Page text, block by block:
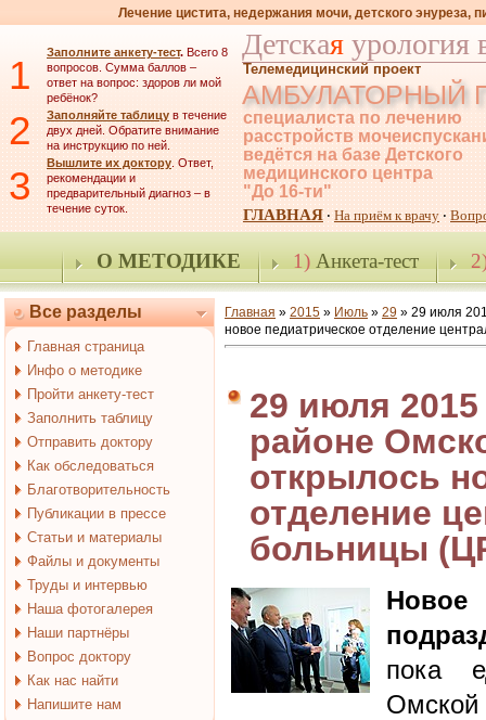
Лечение цистита, недержания мочи, детского энуреза,
1 Заполните анкету-тест. Всего 8
вопросов. Сумма баллов –
ответ на вопрос: здоров ли мой
ребёнок?
2 Заполняйте таблицу в течение
двух дней. Обратите внимание
на инструкцию по ней.
3 Вышлите их доктору. Ответ,
рекомендации и
предварительный диагноз – в
течение суток.
Детская урология
Телемедицинский проект
АМБУЛАТОРНЫЙ
специалиста по лечению
расстройств
ведётся на базе Детского
медицинского центра
"До 16-ти"
ГЛАВНАЯ · На приём к врачу ·
О МЕТОДИКЕ 1)Анкета-тест
Все разделы
Главная страница
Инфо о методике
Пройти анкету-тест
Заполнить таблицу
Отправить доктору
Как обследоваться
Благотворительность
Публикации в прессе
Статьи и материалы
Файлы и документы
Труды и интервью
Наша фотогалерея
Наши партнёры
Вопрос доктору
Как нас найти
Напишите нам
Главная » 2015 » Июль » 29 » 29 июля
новое педиатрическое отделение
29 июля 2015
районе
открылось
отделение
больницы
Новое
пока
Омской